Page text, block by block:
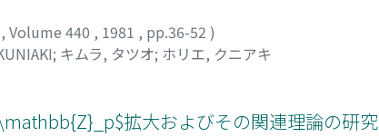
, Volume 440 , 1981 , pp.36-52 )
; キムラ, タツオ; ホリエ, クニアキ
拡大およびその関連理論の研